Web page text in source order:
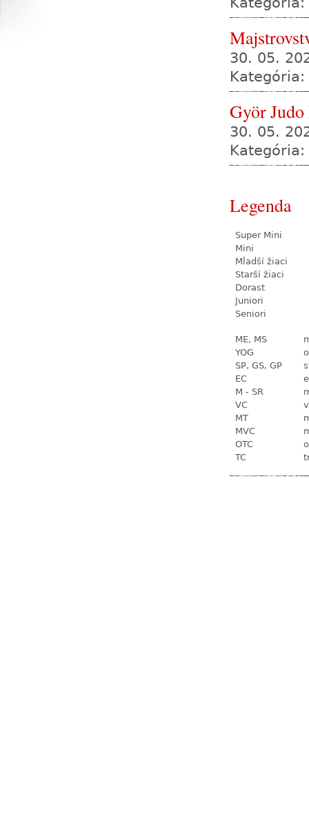
30. 05.
Kategória:
Györ
30. 05.
Kategória:
Legenda
Super Mini
Mini
Mladší žiaci
Starší žiaci
Dorast
Juniori
Seniori
ME, MS
YOG
SP, GS, GP
EC
M - SR
VC
MT
MVC
OTC
TC